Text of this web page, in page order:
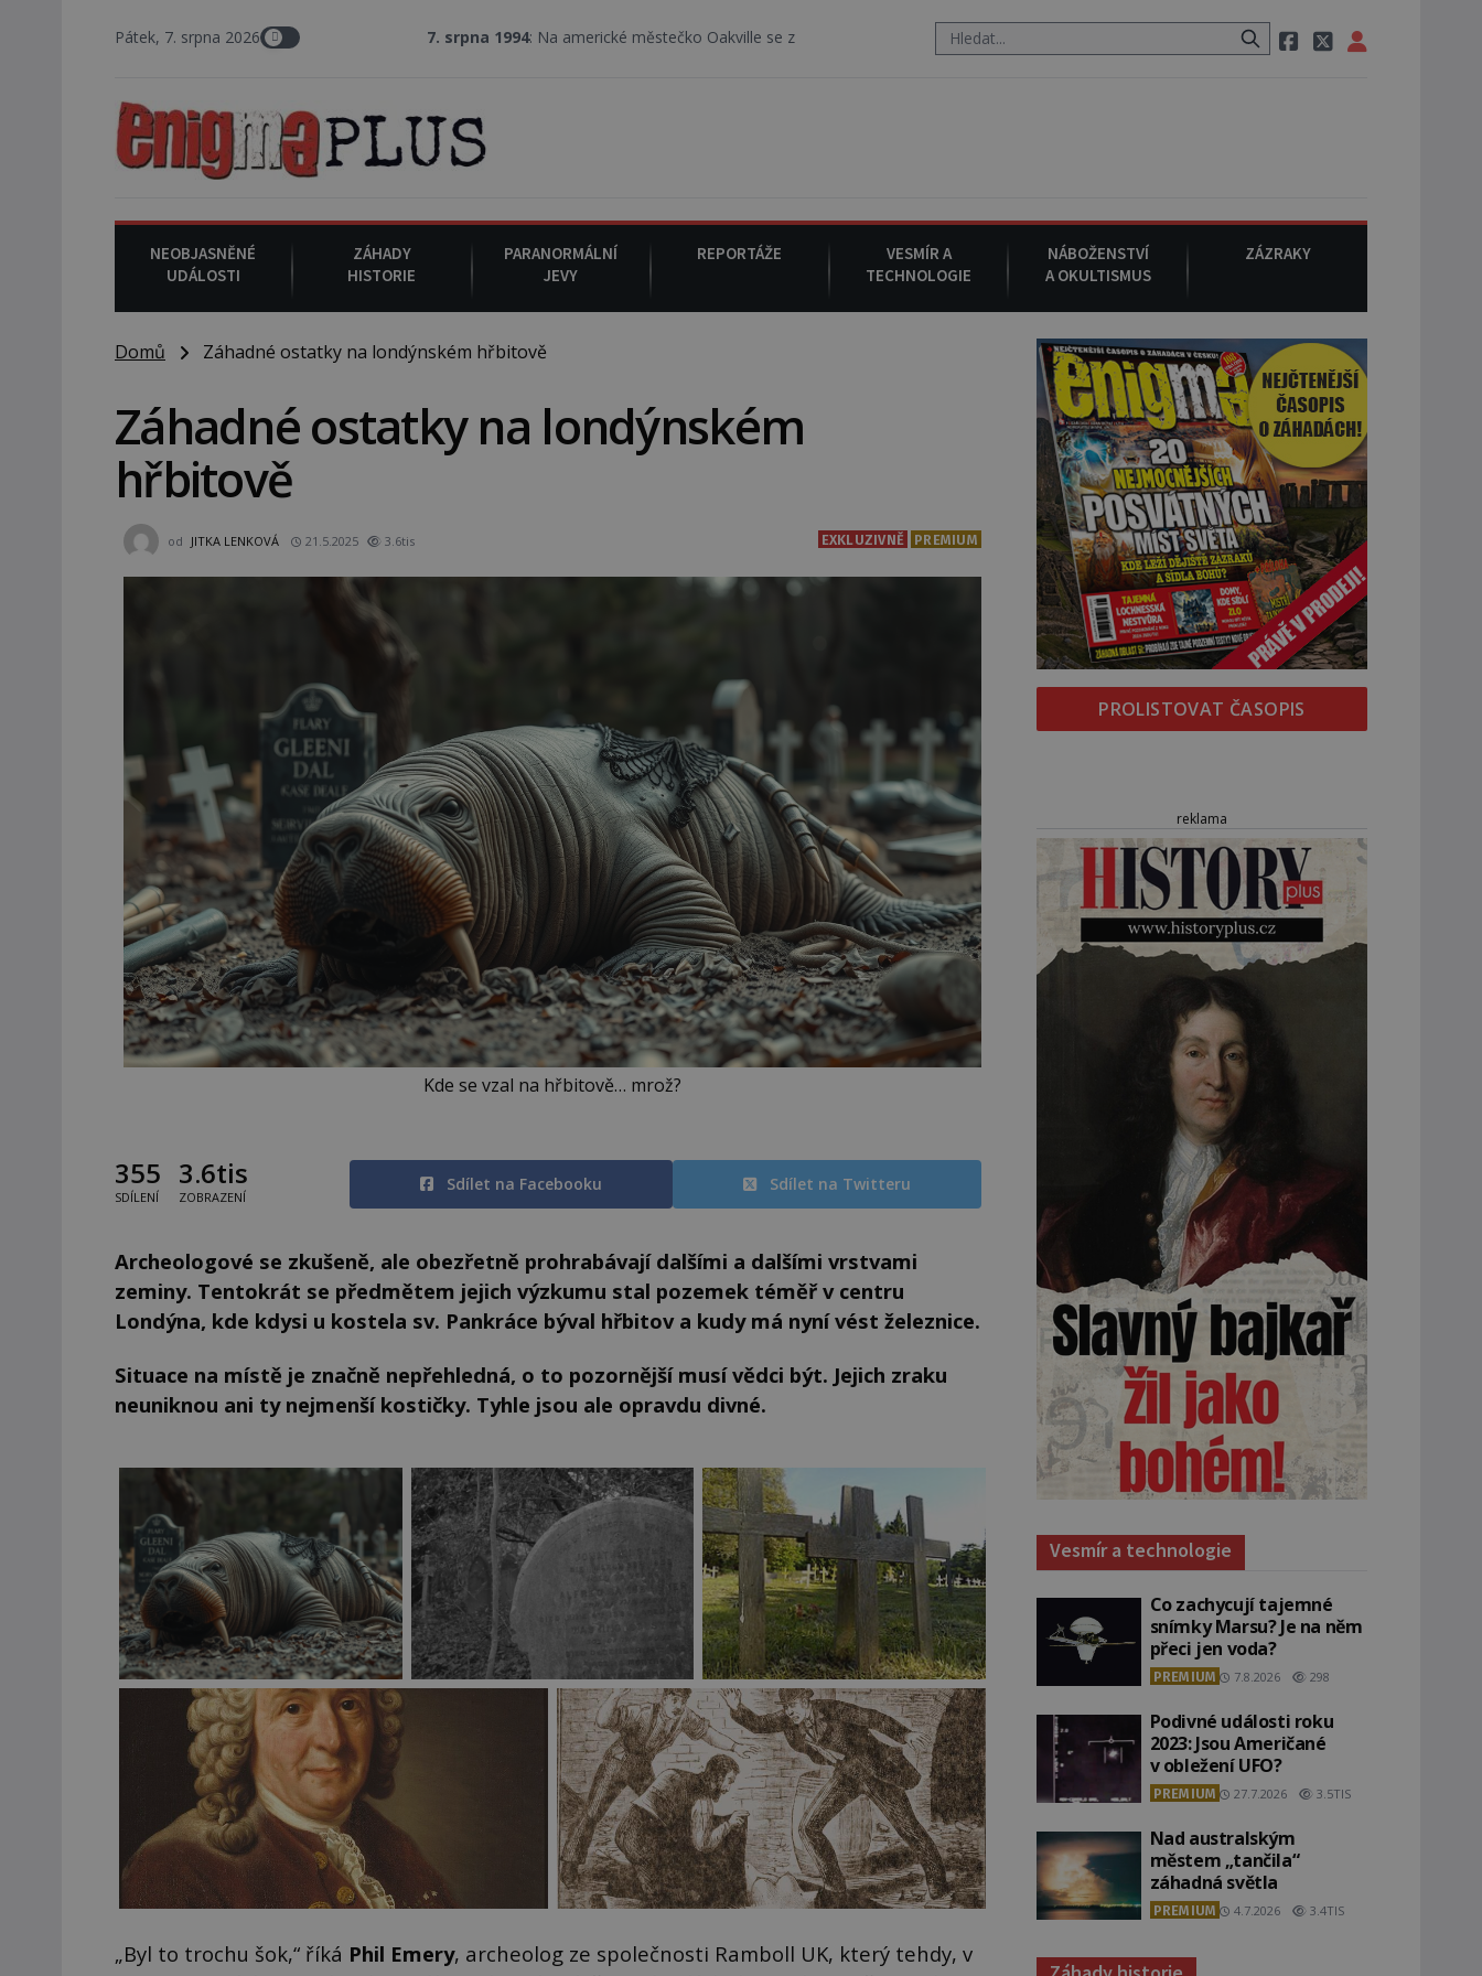
Pátek, 7. srpna 2026 7. srpna 1994: Na americké městečko Oakville se z nebe snáší podivná rosolovitá látka neznámého původu. 7. srpna 1994: Na americké městečko
NEOBJASNĚNÉ
UDÁLOSTI
ZÁHADY
HISTORIE
PARANORMÁLNÍ
JEVY
REPORTÁŽE
VESMÍR A
TECHNOLOGIE
NÁBOŽENSTVÍ
A OKULTISMUS
ZÁZRAKY
Domů Záhadné ostatky na londýnském hřbitově
Záhadné ostatky na londýnském
hřbitově
od JITKA LENKOVÁ 21.5.2025 3.6tis EXKLUZIVNĚ PREMIUM
Kde se vzal na hřbitově… mrož?
355
SDÍLENÍ
3.6tis
ZOBRAZENÍ
Sdílet na Facebooku Sdílet na Twitteru
Archeologové se zkušeně, ale obezřetně prohrabávají dalšími a dalšími vrstvami
zeminy. Tentokrát se předmětem jejich výzkumu stal pozemek téměř v centru
Londýna, kde kdysi u kostela sv. Pankráce býval hřbitov a kudy má nyní vést železnice.
Situace na místě je značně nepřehledná, o to pozornější musí vědci být. Jejich zraku
neuniknou ani ty nejmenší kostičky. Tyhle jsou ale opravdu divné.
„Byl to trochu šok,“ říká Phil Emery, archeolog ze společnosti Ramboll UK, který tehdy, v
PROLISTOVAT ČASOPIS
reklama
Vesmír a technologie
Co zachycují tajemné
snímky Marsu? Je na něm
přeci jen voda?
PREMIUM 7.8.2026 298
Podivné události roku
2023: Jsou Američané
v obležení UFO?
PREMIUM 27.7.2026 3.5TIS
Nad australským
městem „tančila“
záhadná světla
PREMIUM 4.7.2026 3.4TIS